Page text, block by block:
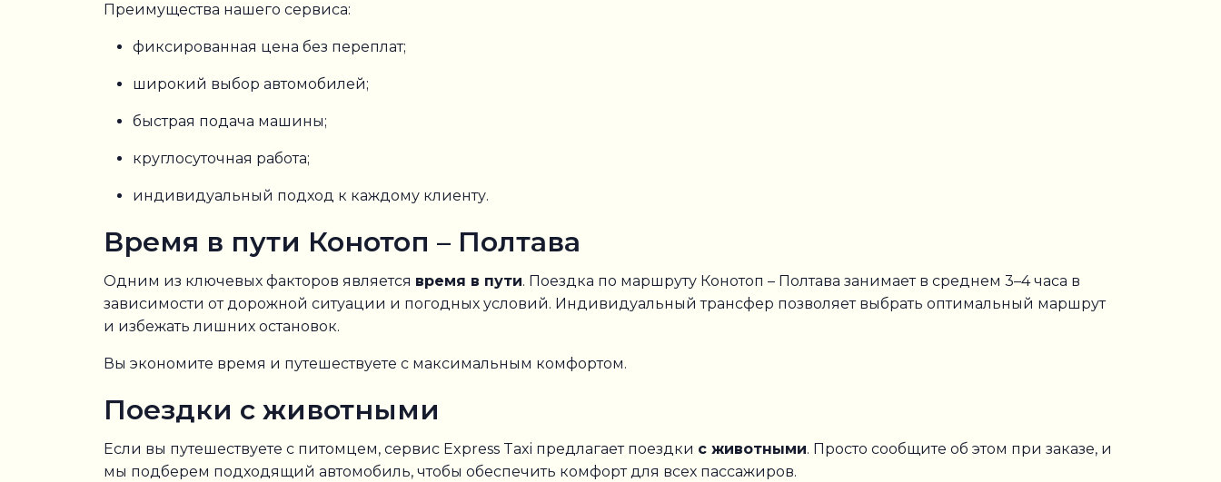
Преимущества нашего сервиса:
фиксированная цена без переплат;
широкий выбор автомобилей;
быстрая подача машины;
круглосуточная работа;
индивидуальный подход к каждому клиенту.
Время в пути Конотоп – Полтава
Одним из ключевых факторов является время в пути. Поездка по маршруту Конотоп – Полтава занимает в среднем 3–4 часа в
зависимости от дорожной ситуации и погодных условий. Индивидуальный трансфер позволяет выбрать оптимальный маршрут
и избежать лишних остановок.
Вы экономите время и путешествуете с максимальным комфортом.
Поездки с животными
Если вы путешествуете с питомцем, сервис Express Taxi предлагает поездки с животными. Просто сообщите об этом при заказе, и
мы подберем подходящий автомобиль, чтобы обеспечить комфорт для всех пассажиров.